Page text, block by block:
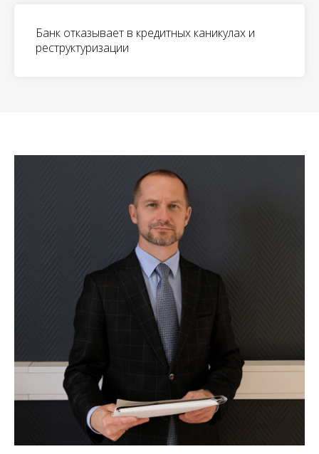
Банк отказывает в кредитных каникулах и
реструктуризации